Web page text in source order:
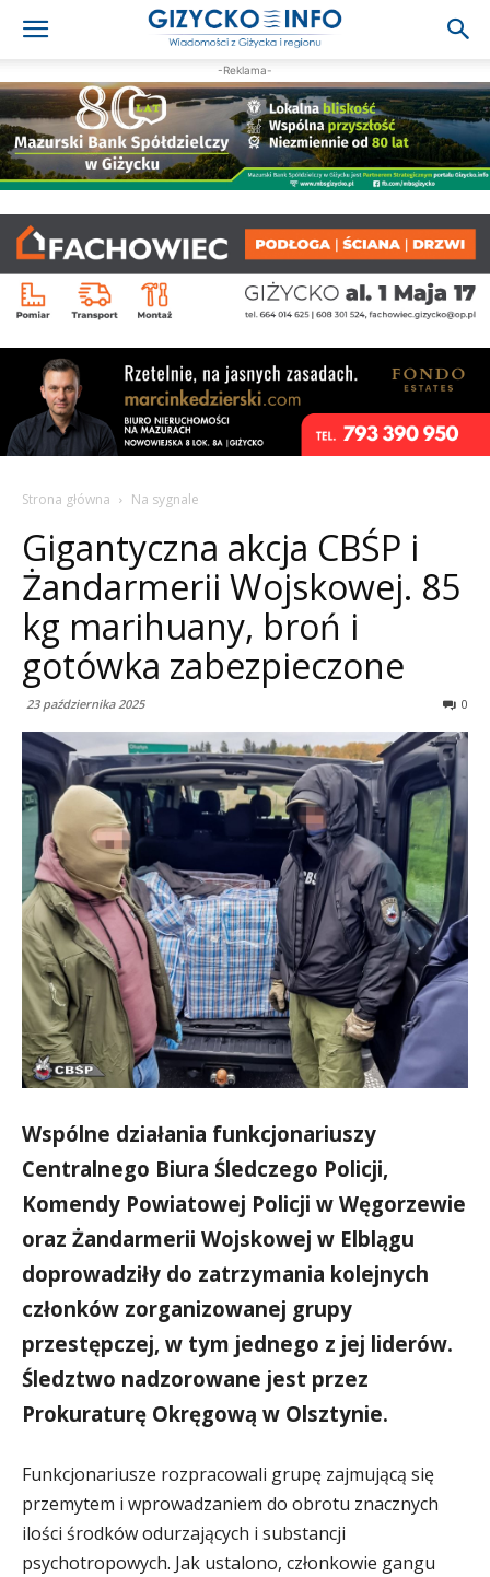
-Reklama-
Strona główna Na sygnale
Gigantyczna akcja CBŚP i
Żandarmerii Wojskowej. 85
kg marihuany, broń i
gotówka zabezpieczone
23 października 2025 0
Wspólne działania funkcjonariuszy
Centralnego Biura Śledczego Policji,
Komendy Powiatowej Policji w Węgorzewie
oraz Żandarmerii Wojskowej w Elblągu
doprowadziły do zatrzymania kolejnych
członków zorganizowanej grupy
przestępczej, w tym jednego z jej liderów.
Śledztwo nadzorowane jest przez
Prokuraturę Okręgową w Olsztynie.
Funkcjonariusze rozpracowali grupę zajmującą się
przemytem i wprowadzaniem do obrotu znacznych
ilości środków odurzających i substancji
psychotropowych. Jak ustalono, członkowie gangu